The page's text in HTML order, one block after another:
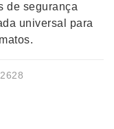
de segurança
universal para